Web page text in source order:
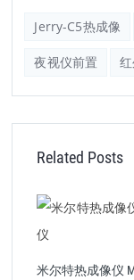
Jerry-C5热成像
夜视仪前置
Related Posts
米尔特热成像仪